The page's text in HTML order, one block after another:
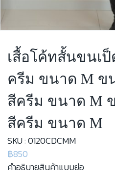
เสื้อโค้ทสั้นขนเ
ครีม ขนาด M ข
สีครีม ขนาด M
สีครีม ขนาด M
SKU : 0120CDCMM
฿850
คำอธิบายสินค้าแบบย่อ